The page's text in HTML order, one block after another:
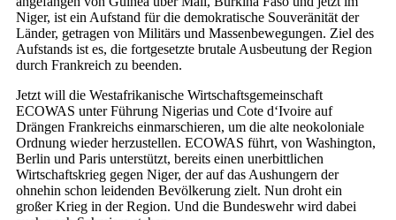
Niger, ist ein Aufstand für die demokratische Souveränität der
Länder, getragen von Militärs und Massenbewegungen. Ziel des
Aufstands ist es, die fortgesetzte brutale Ausbeutung der Region
durch Frankreich zu beenden.
Jetzt will die Westafrikanische Wirtschaftsgemeinschaft
ECOWAS unter Führung Nigerias und Cote d‘Ivoire auf
Drängen Frankreichs einmarschieren, um die alte neokoloniale
Ordnung wieder herzustellen. ECOWAS führt, von Washington,
Berlin und Paris unterstützt, bereits einen unerbittlichen
Wirtschaftskrieg gegen Niger, der auf das Aushungern der
ohnehin schon leidenden Bevölkerung zielt. Nun droht ein
großer Krieg in der Region. Und die Bundeswehr wird dabei